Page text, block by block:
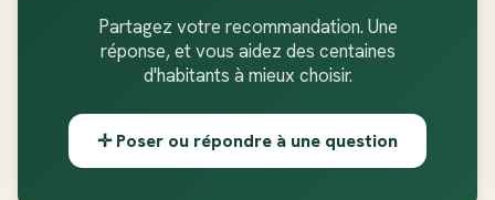
Partagez votre recommandation. Une
réponse, et vous aidez des centaines
d'habitants à mieux choisir.
✛ Poser ou répondre à une question